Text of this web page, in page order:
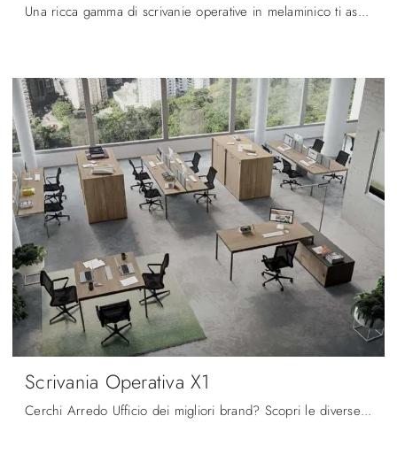
Una ricca gamma di scrivanie operative in melaminico ti aspetta! Il modello Scrivania Operativa Idea+ Pannello di Quadrifoglio ti aspetta!
Scrivania Operativa X1
Cerchi Arredo Ufficio dei migliori brand? Scopri le diverse proposte di scrivanie operative in melaminico, come il modello Scrivania Operativa X1 di ...